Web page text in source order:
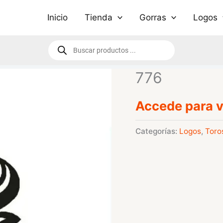
Inicio Tienda Gorras Logos
Búsqueda
de
776
Accede para
Categorías: Logos,